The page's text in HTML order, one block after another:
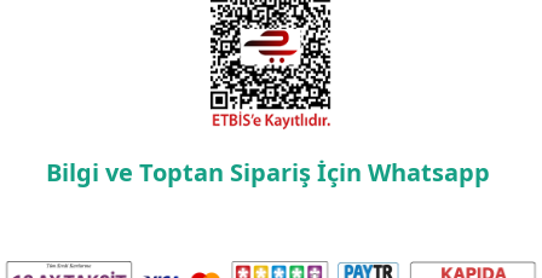
Bilgi ve Toptan Sipariş İçin Whatsapp